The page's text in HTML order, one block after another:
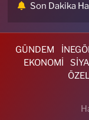
Son Dakika
GÜNDEM
EKONOMİ